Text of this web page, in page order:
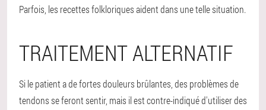
Parfois, les recettes folkloriques aident dans une telle situation.
TRAITEMENT ALTERNATIF
Si le patient a de fortes douleurs brûlantes, des problèmes de
tendons se feront sentir, mais il est contre-indiqué d'utiliser des